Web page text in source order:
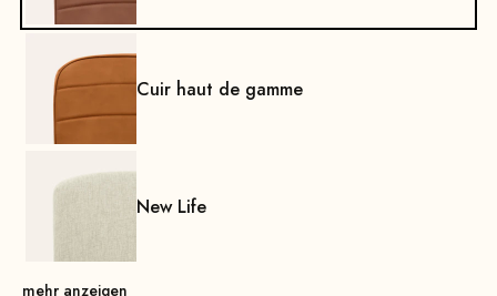
Cuir haut de gamme
New Life
mehr anzeigen